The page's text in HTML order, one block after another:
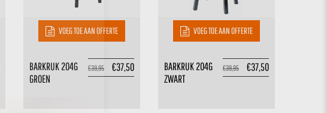
VOEG TOE AAN OFFERTE
€39,95 €37,50
BARKRUK 204G
GROEN
VOEG TOE AAN OFFERTE
€39,95 €37,50
BARKRUK 204G
ZWART